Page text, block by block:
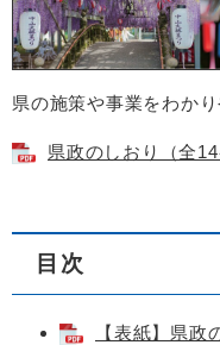
県の施策や事業をわか
県政のしおり（全
目次
【表紙】県政